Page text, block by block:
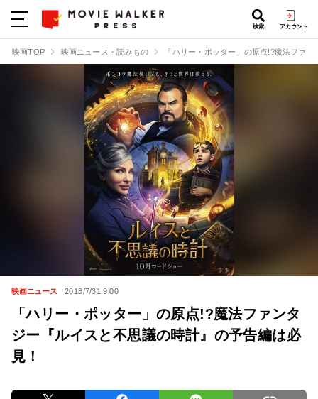
検索 アカウント
映画TOP 映画ニュース・読みもの 「ハリー・ポッター」の原点!?魔法ファ
映画ニュース 2018/7/31 9:00
「ハリー・ポッター」の原点!?魔法ファンタ
ジー『ルイスと不思議の時計』の予告編は必
見！